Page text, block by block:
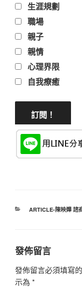
生涯規劃
職場
親子
親情
心理界限
自我療癒
分
ARTICLE-陳映嬅 諮
發佈留言
發佈留言必須填寫
示為 *